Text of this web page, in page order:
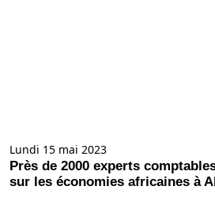
Lundi 15 mai 2023
Près de 2000 experts
sur les économies africaines à